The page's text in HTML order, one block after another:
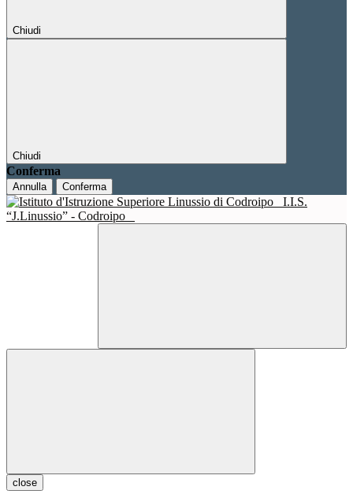
Chiudi
Chiudi
Conferma
Annulla Conferma
I.I.S.
“J.Linussio” - Codroipo
close